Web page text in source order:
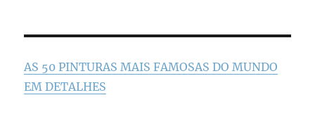
AS 50 PINTURAS MAIS FAMOSAS DO MUNDO
EM DETALHES